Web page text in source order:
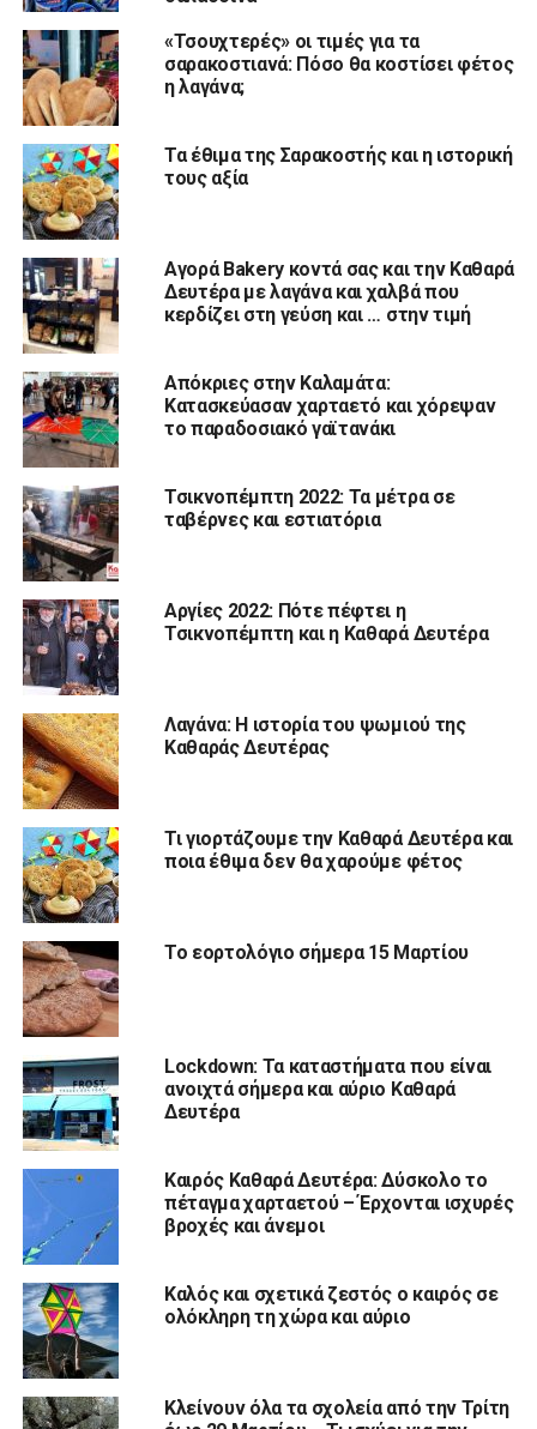
«Τσουχτερές» οι τιμές για τα
σαρακοστιανά: Πόσο θα κοστίσει φέτος
η λαγάνα;
Τα έθιμα της Σαρακοστής και η ιστορική
τους αξία
Αγορά Bakery κοντά σας και την Καθαρά
Δευτέρα με λαγάνα και χαλβά που
κερδίζει στη γεύση και … στην τιμή
Απόκριες στην Καλαμάτα:
Κατασκεύασαν χαρταετό και χόρεψαν
το παραδοσιακό γαϊτανάκι
Τσικνοπέμπτη 2022: Τα μέτρα σε
ταβέρνες και εστιατόρια
Αργίες 2022: Πότε πέφτει η
Τσικνοπέμπτη και η Καθαρά Δευτέρα
Λαγάνα: Η ιστορία του ψωμιού της
Καθαράς Δευτέρας
Τι γιορτάζουμε την Καθαρά Δευτέρα και
ποια έθιμα δεν θα χαρούμε φέτος
Το εορτολόγιο σήμερα 15 Μαρτίου
Lockdown: Τα καταστήματα που είναι
ανοιχτά σήμερα και αύριο Καθαρά
Δευτέρα
Καιρός Καθαρά Δευτέρα: Δύσκολο το
πέταγμα χαρταετού – Έρχονται ισχυρές
βροχές και άνεμοι
Καλός και σχετικά ζεστός ο καιρός σε
ολόκληρη τη χώρα και αύριο
Κλείνουν όλα τα σχολεία από την Τρίτη